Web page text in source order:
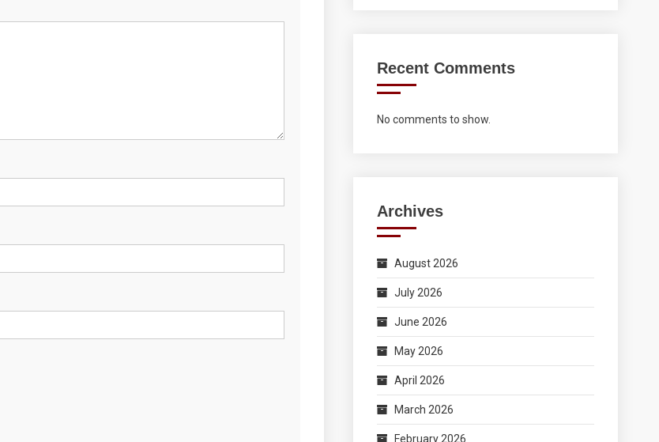
Recent Comments
No comments to show.
Archives
August 2026
July 2026
June 2026
May 2026
April 2026
March 2026
February 2026